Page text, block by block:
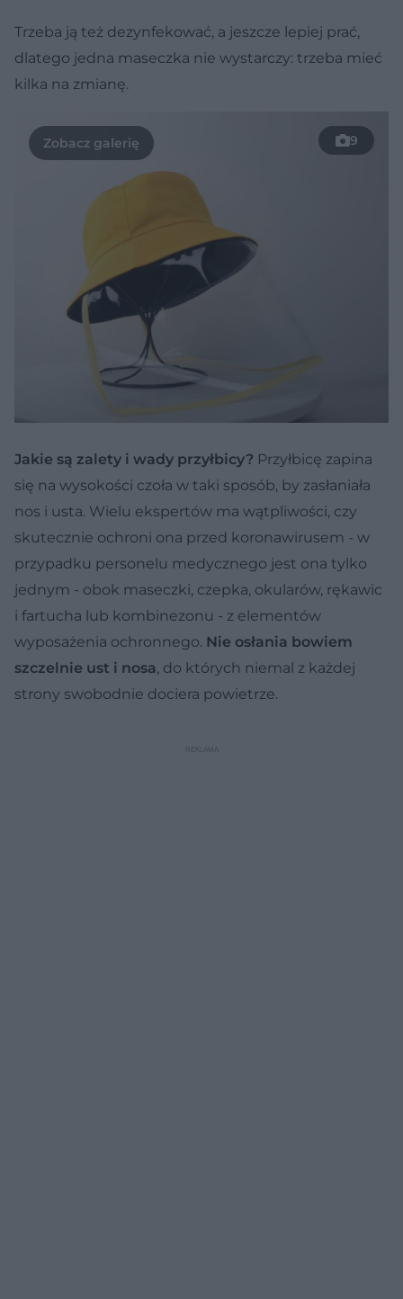
Trzeba ją też dezynfekować, a jeszcze lepiej prać,
dlatego jedna maseczka nie wystarczy: trzeba mieć
kilka na zmianę.
9
Jakie są zalety i wady przyłbicy? Przyłbicę zapina
się na wysokości czoła w taki sposób, by zasłaniała
nos i usta. Wielu ekspertów ma wątpliwości, czy
skutecznie ochroni ona przed koronawirusem - w
przypadku personelu medycznego jest ona tylko
jednym - obok maseczki, czepka, okularów, rękawic
i fartucha lub kombinezonu - z elementów
wyposażenia ochronnego. Nie osłania bowiem
szczelnie ust i nosa, do których niemal z każdej
strony swobodnie dociera powietrze.